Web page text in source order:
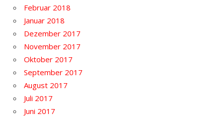
Februar 2018
Januar 2018
Dezember 2017
November 2017
Oktober 2017
September 2017
August 2017
Juli 2017
Juni 2017